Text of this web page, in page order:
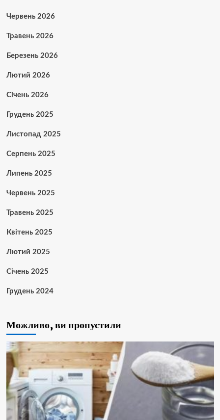
Червень 2026
Травень 2026
Березень 2026
Лютий 2026
Січень 2026
Грудень 2025
Листопад 2025
Серпень 2025
Липень 2025
Червень 2025
Травень 2025
Квітень 2025
Лютий 2025
Січень 2025
Грудень 2024
Можливо, ви пропустили